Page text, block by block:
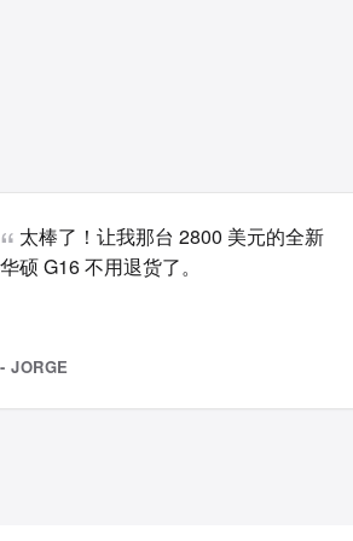
太棒了！让我那台 2800 美元的全新
华硕 G16 不用退货了。
- JORGE